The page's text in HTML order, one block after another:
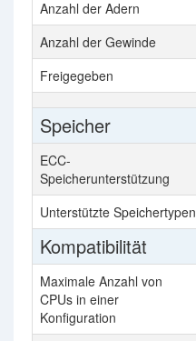
Anzahl der Adern
Anzahl der Gewinde
Freigegeben
Speicher
ECC-
Speicherunterstützung
Unterstützte Speichertypen
Kompatibilität
Maximale Anzahl von
CPUs in einer
Konfiguration